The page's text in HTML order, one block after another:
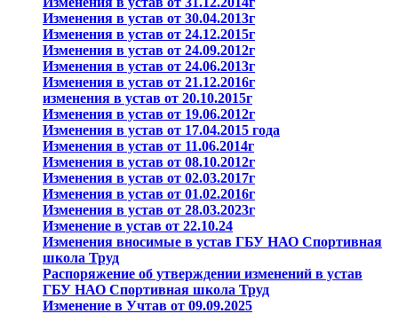
Изменения в устав от 30.04.2013г
Изменения в устав от 24.12.2015г
Изменения в устав от 24.09.2012г
Изменения в устав от 24.06.2013г
Изменения в устав от 21.12.2016г
изменения в устав от 20.10.2015г
Изменения в устав от 19.06.2012г
Изменения в устав от 17.04.2015 года
Изменения в устав от 11.06.2014г
Изменения в устав от 08.10.2012г
Изменения в устав от 02.03.2017г
Изменения в устав от 01.02.2016г
Изменения в устав от 28.03.2023г
Изменение в устав от 22.10.24
Изменения вносимые в устав ГБУ НАО Спортивная
школа Труд
Распоряжение об утверждении изменений в устав
ГБУ НАО Спортивная школа Труд
Изменение в Учтав от 09.09.2025